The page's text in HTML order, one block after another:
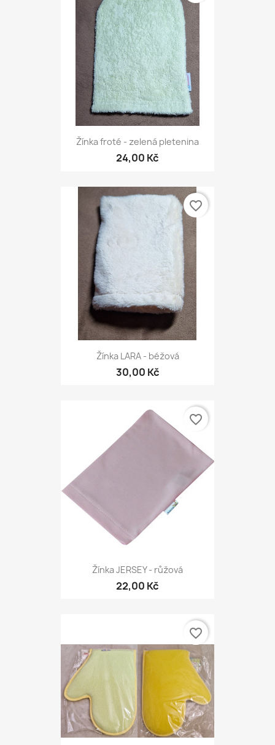
Žínka froté - zelená pletenina
24,00 Kč
Žínka LARA - béžová
30,00 Kč
favorite_border
Žínka JERSEY - růžová
22,00 Kč
favorite_border
favorite_border